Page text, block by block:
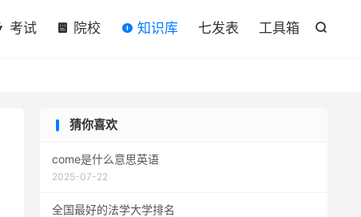

考试 院校 知识库 七发表 工具箱
猜你喜欢
come是什么意思英语
2025-07-22
全国最好的法学大学排名